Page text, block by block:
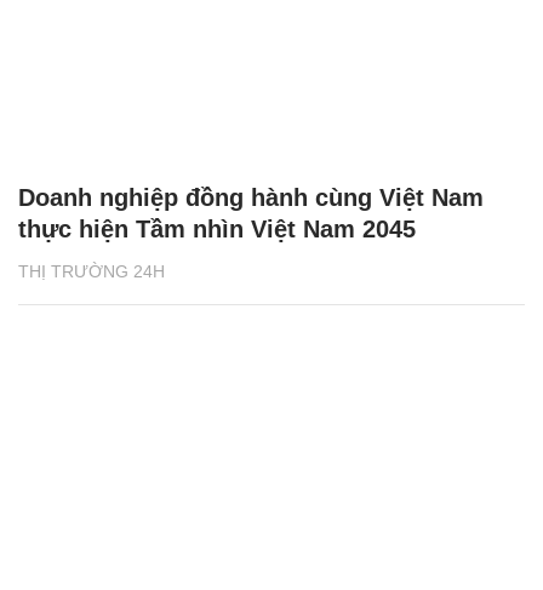
THỊ TRƯỜNG 24H
Doanh nghiệp đồng hành cùng Việt Nam
thực hiện Tầm nhìn Việt Nam 2045